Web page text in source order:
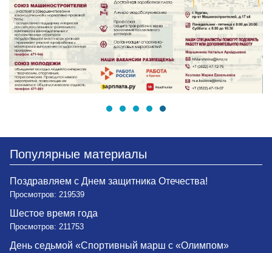
Популярные материалы
Поздравляем с Днем защитника Отечества!
Просмотров: 219539
Шестое время года
Просмотров: 211753
День седьмой «Спортивный марш с «Олимпом»